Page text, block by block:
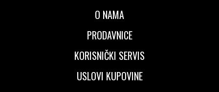
O NAMA
PRODAVNICE
KORISNIČKI SERVIS
USLOVI KUPOVINE